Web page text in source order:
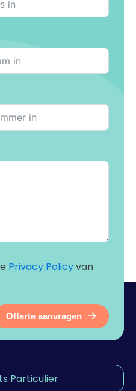
Privacy Policyvan
Offerte aanvragen
Particulier